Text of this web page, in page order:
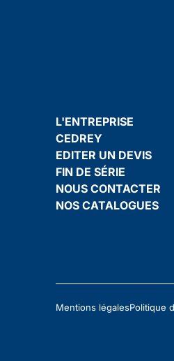
L'ENTREPRISE
CEDREY
EDITER UN DEVIS
FIN DE SÉRIE
NOUS CONTACTER
NOS CATALOGUES
Mentions légalesPolitique